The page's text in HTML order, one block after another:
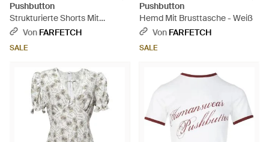
Pushbutton
Strukturierte Shorts Mit
Kordelzug - Blau
Von FARFETCH
SALE
Pushbutton
Hemd Mit Brusttasche - Weiß
Von FARFETCH
SALE